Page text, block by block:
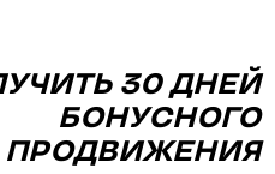
30 ДНЕЙ
БОНУСНОГО
ПРОДВИЖЕНИЯ